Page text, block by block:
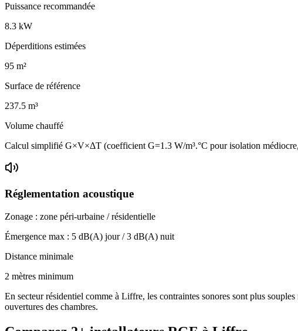
Puissance recommandée
8.3 kW
Déperditions estimées
95 m²
Surface de référence
237.5 m³
Volume chauffé
Calcul simplifié G×V×ΔT (coefficient G=1.3 W/m³.°C pour isolation
Réglementation acoustique
Zonage : zone péri-urbaine / résidentielle
Émergence max : 5 dB(A) jour /3 dB(A) nuit
Distance minimale
2 mètres minimum
En secteur résidentiel comme à Liffre, les contraintes sonores sont plus
ouvertures des chambres.